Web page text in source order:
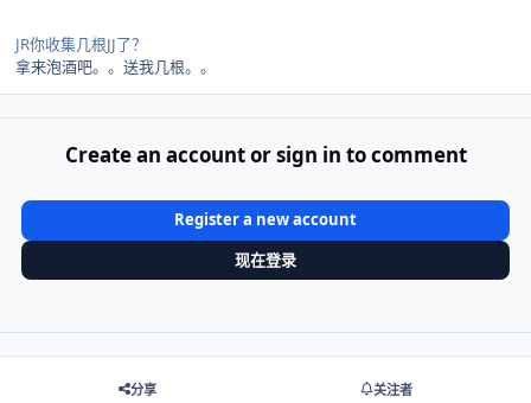
JR你收集几根JJ了？
拿来泡酒吧。。送我几根。。
Create an account or sign in to comment
Register a new account
现在登录
分享 关注者